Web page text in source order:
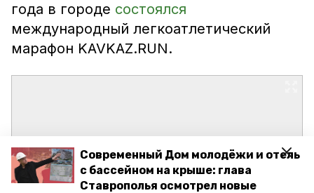
Современный Дом молодёжи и отель
с бассейном на крыше: глава
Ставрополья осмотрел новые
года в городе состоялся
международный легкоатлетический
марафон KAVKAZ.RUN.